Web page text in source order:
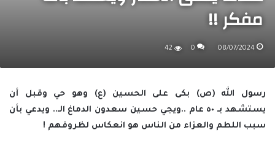
مفكر !!
08/07/2024
0
42
رسول الله (ص) بكى على الحسين (ع) وهو حي وقبل أن
يستشهد بـ ٥٠ عام ..ويجي حسين سعدون الدماغ الـ.. ويدعي بأن
سبب اللطم والعزاء من الناس هو انعكاس لظروفهم !